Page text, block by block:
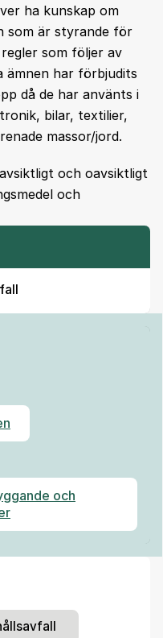
ha kunskap om
som är styrande för
som följer av
ämnen har förbjudits
då de har använts i
bilar, textilier,
massor/jord.
och oavsiktligt
och
och